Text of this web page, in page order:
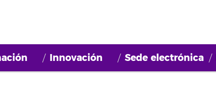
Innovación Sede electrónica